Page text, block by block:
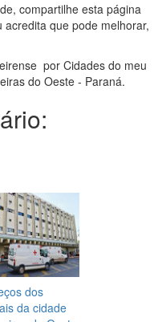
compartilhe esta página
que pode melhorar,
por Cidades do meu
do Oeste - Paraná.
dos
da cidade